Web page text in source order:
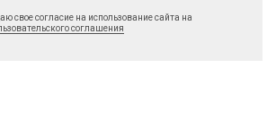
свое согласие на использование сайта на
соглашения